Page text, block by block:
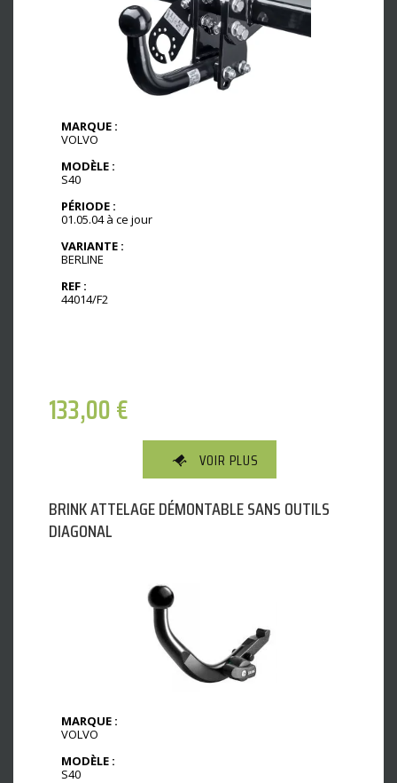
MARQUE :
VOLVO
MODÈLE :
S40
PÉRIODE :
01.05.04 à ce jour
VARIANTE :
BERLINE
REF :
44014/F2
133,00€
VOIR PLUS
BRINK ATTELAGE DÉMONTABLE SANS OUTILS
DIAGONAL
MARQUE :
VOLVO
MODÈLE :
S40